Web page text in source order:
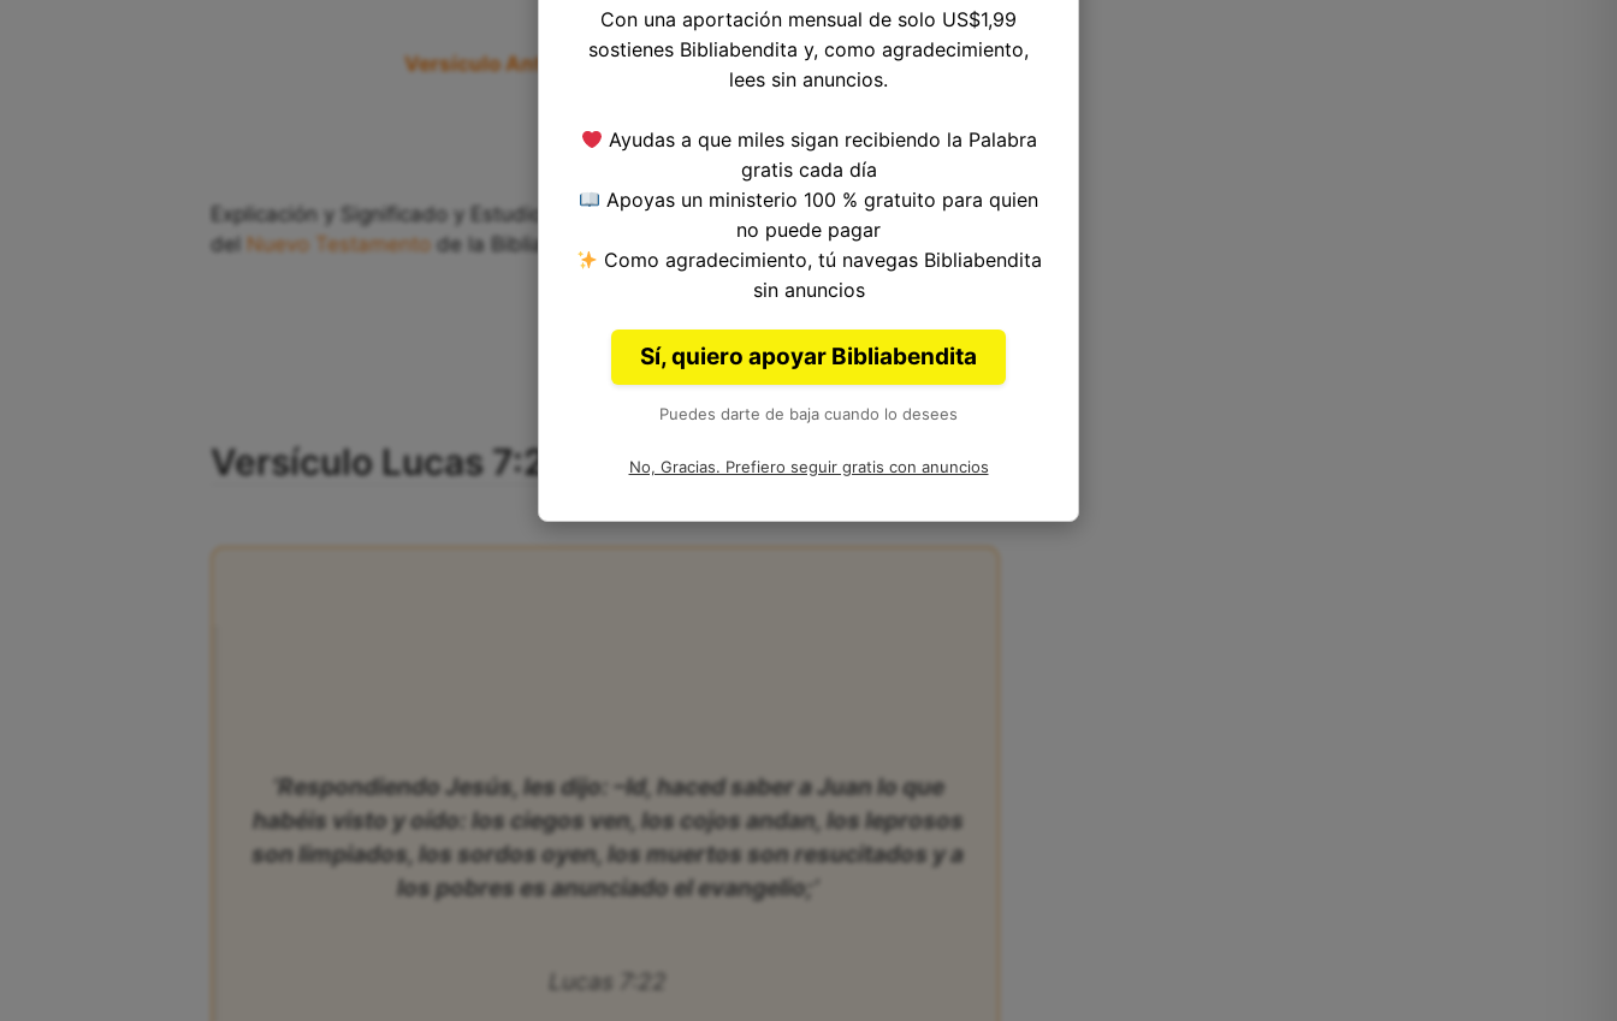
Versículo Anterior|Versículo Siguiente
Explicación y Significado y Estudio del Versículo 22, Capítulo 7, Libro de Lucas
del Nuevo Testamentode la Biblia. Autoría: Lucas.
Versículo Lucas 7:22 de la Biblia
‘Respondiendo Jesús, les dijo: –Id, haced saber a Juan lo que
habéis visto y oído: los ciegos ven, los cojos andan, los leprosos
son limpiados, los sordos oyen, los muertos son resucitados y a
los pobres es anunciado el evangelio;’
Lucas 7:22
Con una aportación mensual de solo US$1,99
sostienes Bibliabendita y, como agradecimiento,
lees sin anuncios.
Ayudas a que miles sigan recibiendo la Palabra
gratis cada día
Apoyas un ministerio 100 % gratuito para quien
no puede pagar
Como agradecimiento, tú navegas Bibliabendita
sin anuncios
Sí, quiero apoyar Bibliabendita
Puedes darte de baja cuando lo desees
No, Gracias. Prefiero seguir gratis con anuncios